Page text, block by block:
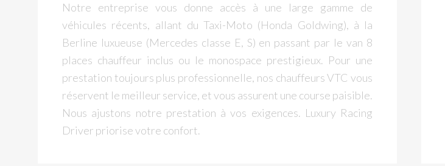
Notre entreprise vous donne accès à une large gamme de
véhicules récents, allant du Taxi-Moto (Honda Goldwing), à la
Berline luxueuse (Mercedes classe E, S) en passant par le van 8
places chauffeur inclus ou le monospace prestigieux. Pour une
prestation toujours plus professionnelle, nos chauffeurs VTC vous
réservent le meilleur service, et vous assurent une course paisible.
Nous ajustons notre prestation à vos exigences. Luxury Racing
Driver priorise votre confort.